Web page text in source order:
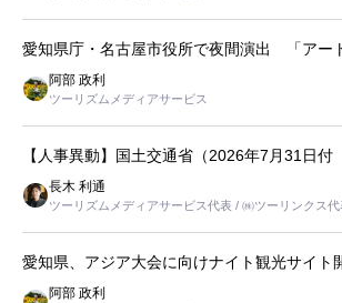
愛知県庁・名古屋市役所で夜間演出 「アー
阿部 政利
ツーリズムメディアサービス
【人事異動】国土交通省（2026年7月31日付
長木 利通
ツーリズムメディアサービス代表 / ㈱ツーリンクス代
愛知県、アジア大会に向けナイト観光サイト
阿部 政利